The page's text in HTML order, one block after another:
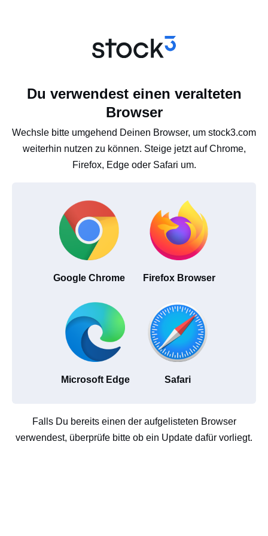
Du verwendest einen veralteten
Browser
Wechsle bitte umgehend Deinen Browser, um stock3.com
weiterhin nutzen zu können. Steige jetzt auf Chrome,
Firefox, Edge oder Safari um.
Google Chrome Firefox Browser
Microsoft Edge Safari
Falls Du bereits einen der aufgelisteten Browser
verwendest, überprüfe bitte ob ein Update dafür vorliegt.